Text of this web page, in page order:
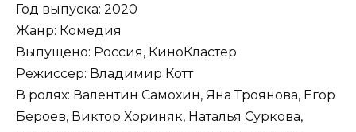
Год выпуска: 2020
Жанр: Комедия
Выпущено: Россия, КиноКластер
Режиссер: Владимир Котт
В ролях: Валентин Самохин, Яна Троянова, Егор
Бероев, Виктор Хориняк, Наталья Суркова,